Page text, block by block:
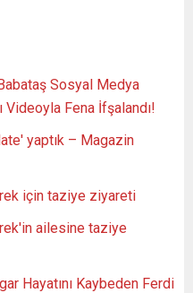
Sosyal Medya
Videoyla Fena İfşalandı!
yaptık – Magazin
için taziye ziyareti
ailesine taziye
Hayatını Kaybeden Ferdi